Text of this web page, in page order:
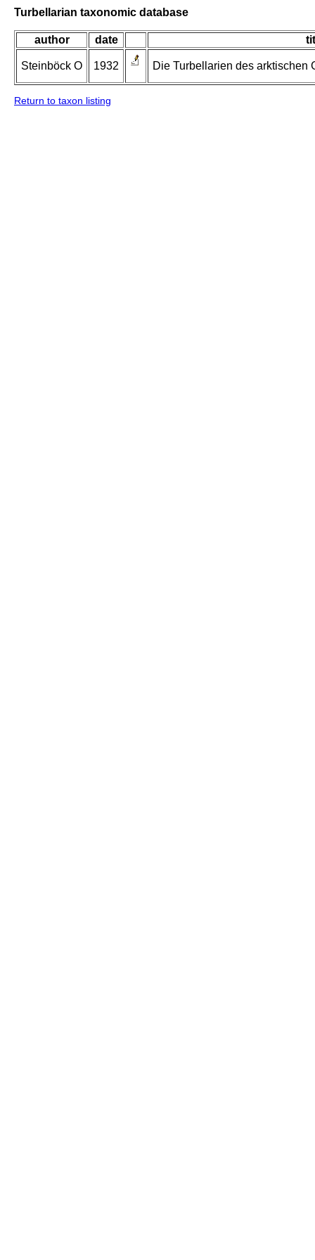
Turbellarian taxonomic database
author date
Steinböck O 1932 Die Turbellarien des arktischen
Return to taxon listing